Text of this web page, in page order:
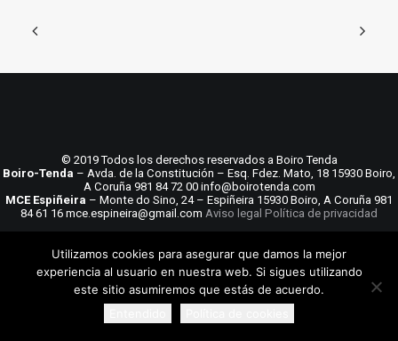
© 2019 Todos los derechos reservados a Boiro Tenda
Boiro-Tenda – Avda. de la Constitución – Esq. Fdez. Mato, 18 15930 Boiro,
A Coruña 981 84 72 00 info@boirotenda.com
MCE Espiñeira – Monte do Sino, 24 – Espiñeira 15930 Boiro, A Coruña 981
84 61 16 mce.espineira@gmail.com Aviso legal Política de privacidad
Utilizamos cookies para asegurar que damos la mejor
experiencia al usuario en nuestra web. Si sigues utilizando
este sitio asumiremos que estás de acuerdo.